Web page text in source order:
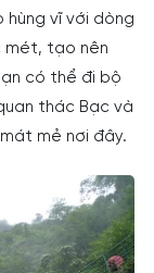
hùng vĩ với dòng
mét, tạo nên
có thể đi bộ
thác Bạc và
mẻ nơi đây.